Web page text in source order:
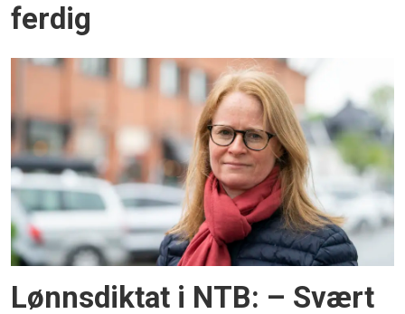
ferdig
Lønnsdiktat i NTB: – Svært